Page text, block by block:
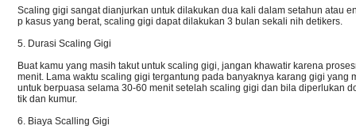
Scaling gigi sangat dianjurkan untuk dilakukan dua kali dalam setahun atau
p kasus yang berat, scaling gigi dapat dilakukan 3 bulan sekali nih detikers.
5. Durasi Scaling Gigi
Buat kamu yang masih takut untuk scaling gigi, jangan khawatir karena
menit. Lama waktu scaling gigi tergantung pada banyaknya karang gigi yang
untuk berpuasa selama 30-60 menit setelah scaling gigi dan bila diperlukan
tik dan kumur.
6. Biaya Scalling Gigi